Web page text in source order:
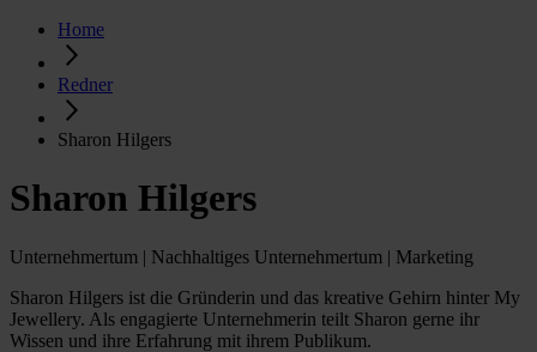
Home
Redner
Sharon Hilgers
Sharon Hilgers
Unternehmertum | Nachhaltiges Unternehmertum | Marketing
Sharon Hilgers ist die Gründerin und das kreative Gehirn hinter My
Jewellery. Als engagierte Unternehmerin teilt Sharon gerne ihr
Wissen und ihre Erfahrung mit ihrem Publikum.